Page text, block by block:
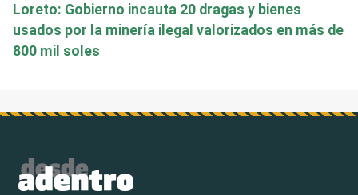
Loreto: Gobierno incauta 20 dragas y bienes
usados por la minería ilegal valorizados en más de
800 mil soles